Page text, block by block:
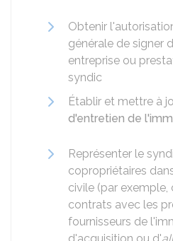
Obtenir
générale de signer
entreprise ou
syndic
Établir et mettre à
d'entretien de
Représenter le
copropriétaires
civile (par exemple,
contrats avec les
fournisseurs de